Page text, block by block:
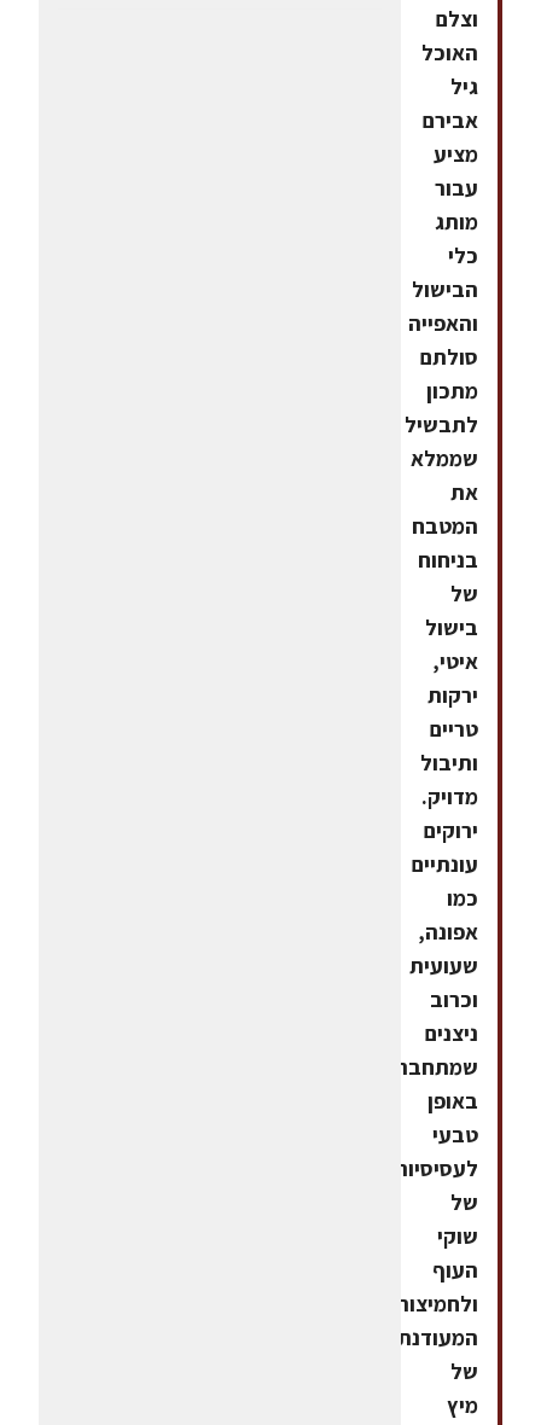
וצלם
האוכל
גיל
אבירם
מציע
עבור
מותג
כלי
הבישול
והאפייה
סולתם
מתכון
לתבשיל
שממלא
את
המטבח
בניחוח
של
בישול
איטי,
ירקות
טריים
ותיבול
מדויק.
ירוקים
עונתיים
כמו
אפונה,
שעועית
וכרוב
ניצנים
שמתחברים
באופן
טבעי
לעסיסיות
של
שוקי
העוף
ולחמיצות
המעודנת
של
מיץ